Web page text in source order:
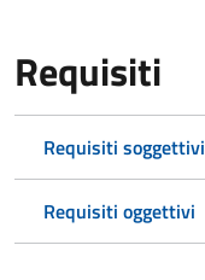
Requisiti
Requisiti soggettivi
Requisiti oggettivi